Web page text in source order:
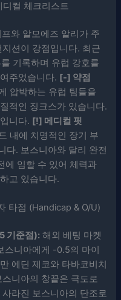
컬 체크리스트
와 알모에즈 알리가 주
션이 강점입니다. 최근
기록하며 유럽 강호를
주었습니다. [-] 약점
압박하는 유럽 팀들을
적인 징크스가 있습니다.
니다. [!] 메디컬 핏
내에 치명적인 장기 부
다. 보스니아와 달리 완전
에 임할 수 있어 체력과
고 있습니다.
타점 (Handicap & O/U)
기준점): 해외 베팅 마켓
스니아에게 -0.5의 마이
에딘 제코와 타바코비치
니아의 창끝은 극도로
라진 보스니아의 단조로